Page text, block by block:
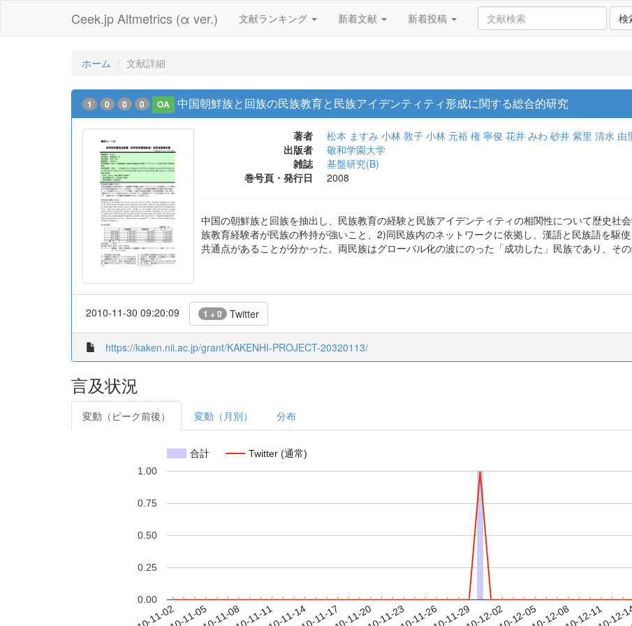
Ceek.jp Altmetrics (α ver.) 文献ランキング 新着文献 新着投稿 検
ホーム 文献詳細
1 0 0 0 OA 中国朝鮮族と回族の民族教育と民族アイデンティティ形成に関する総合的研究
著者 松本 ますみ 小林 敦子 小林 元裕 権 寧俊 花井 みわ 砂井 紫里 清水 由
出版者
敬和学園大学
雑誌
基盤研究(B)
巻号頁・発行日
2008
中国の朝鮮族と回族を抽出し、民族教育の経験と民族アイデンティティの相関性について歴史社
族教育経験者が民族の矜持が強いこと、2)同民族内のネットワークに依拠し、漢語と民族語を駆
共通点があることが分かった。両民族はグローバル化の波にのった「成功した」民族であり、そ
2010-11-30 09:20:09 1 + 0 Twitter
https://kaken.nii.ac.jp/grant/KAKENHI-PROJECT-20320113/
言及状況
変動（ピーク前後） 変動（月別） 分布
合計 Twitter (通常)
0.00
0.25
0.50
0.75
1.00